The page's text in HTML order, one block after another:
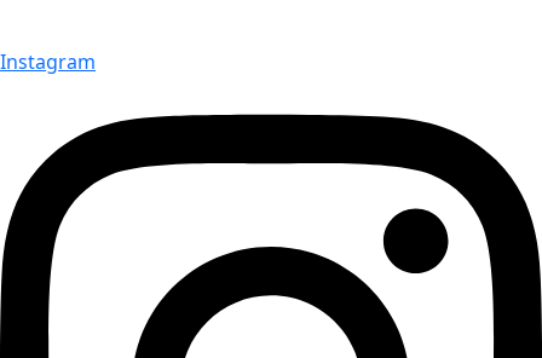
Instagram